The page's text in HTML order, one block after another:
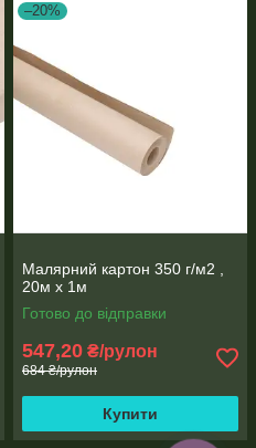
–20%
Малярний картон 350 г/м2 ,
20м х 1м
Готово до відправки
547,20 ₴/рулон
684 ₴/рулон
Купити